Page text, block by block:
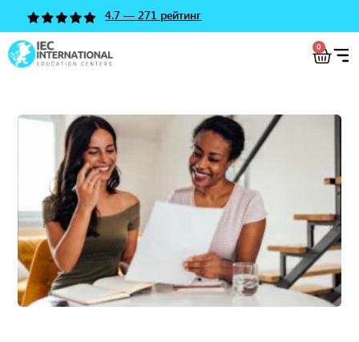
4.7 — 271 рейтинг
0